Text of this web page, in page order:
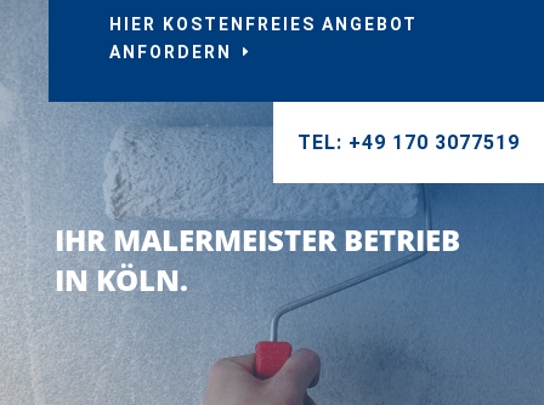
HIER KOSTENFREIES ANGEBOT
ANFORDERN
TEL: +49 170 3077519
IHR MALERMEISTER BETRIEB
IN KÖLN.